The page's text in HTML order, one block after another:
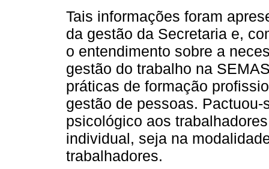
Tais informações foram
da gestão da Secretaria e,
o entendimento sobre a
gestão do trabalho na
práticas de formação
gestão de pessoas.
psicológico aos
individual, seja na
trabalhadores.